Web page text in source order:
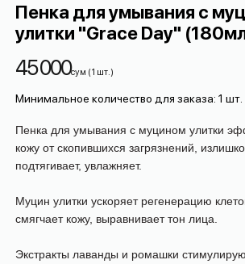
Пенка для умывания с
улитки "Grace Day"
45 000сум (1 шт. )
Минимальное количество для заказа: 1 шт.
Пенка для умывания с муцином улитки
кожу от скопившихся загрязнений,
подтягивает, увлажняет.
Муцин улитки ускоряет регенерацию
смягчает кожу, выравнивает тон лица.
Экстракты лаванды и ромашки